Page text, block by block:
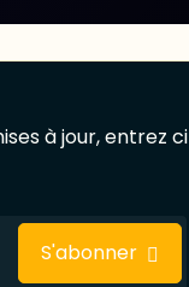
à jour, entrez ci
S'abonner